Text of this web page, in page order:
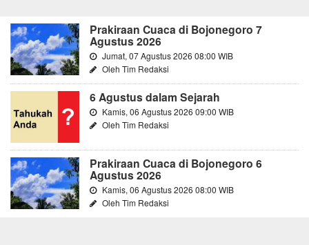
Prakiraan Cuaca di Bojonegoro 7
Agustus 2026
Jumat, 07 Agustus 2026 08:00 WIB
Oleh Tim Redaksi
6 Agustus dalam Sejarah
Kamis, 06 Agustus 2026 09:00 WIB
Oleh Tim Redaksi
Prakiraan Cuaca di Bojonegoro 6
Agustus 2026
Kamis, 06 Agustus 2026 08:00 WIB
Oleh Tim Redaksi